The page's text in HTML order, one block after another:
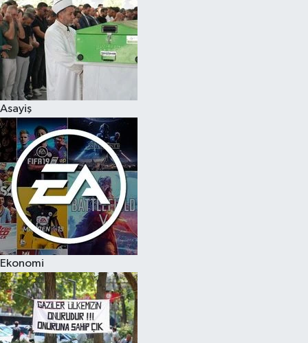
Asayiş
Ekonomi